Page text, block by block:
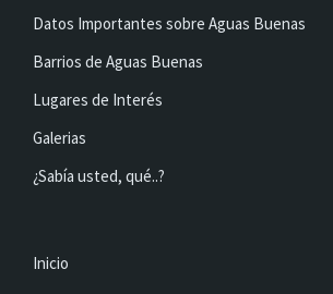
Datos Importantes sobre Aguas Buenas
Barrios de Aguas Buenas
Lugares de Interés
Galerias
¿Sabía usted, qué..?
Inicio